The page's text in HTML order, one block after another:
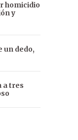
homicidio
y
un dedo,
a tres